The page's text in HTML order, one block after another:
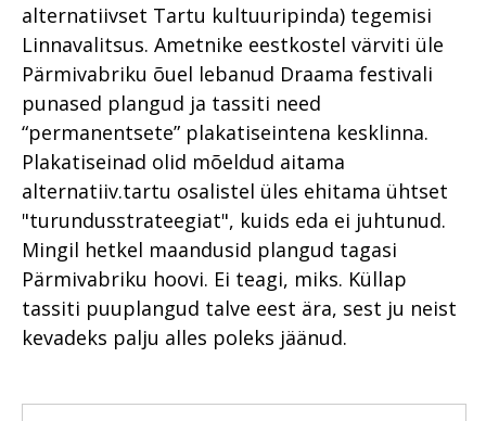
alternatiivset Tartu kultuuripinda) tegemisi
Linnavalitsus. Ametnike eestkostel värviti üle
Pärmivabriku õuel lebanud Draama festivali
punased plangud ja tassiti need
“permanentsete” plakatiseintena kesklinna.
Plakatiseinad olid mõeldud aitama
alternatiiv.tartu osalistel üles ehitama ühtset
"turundusstrateegiat", kuids eda ei juhtunud.
Mingil hetkel maandusid plangud tagasi
Pärmivabriku hoovi. Ei teagi, miks. Küllap
tassiti puuplangud talve eest ära, sest ju neist
kevadeks palju alles poleks jäänud.